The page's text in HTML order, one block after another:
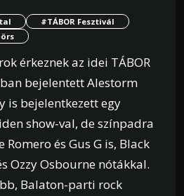
#TÁBOR Fesztivál
érkeznek az idei TÁBOR
bejelentett Alestorm
is bejelentkezett egy
show-val, de színpadra
és Gus G is, Black
Ozzy Osbourne nótákkal.
Balaton-parti rock